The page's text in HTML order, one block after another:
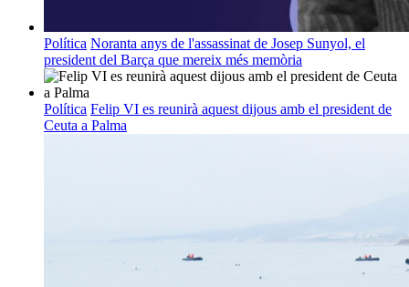
Política Noranta anys de l'assassinat de Josep Sunyol, el
president del Barça que mereix més memòria
Política Felip VI es reunirà aquest dijous amb el president de
Ceuta a Palma